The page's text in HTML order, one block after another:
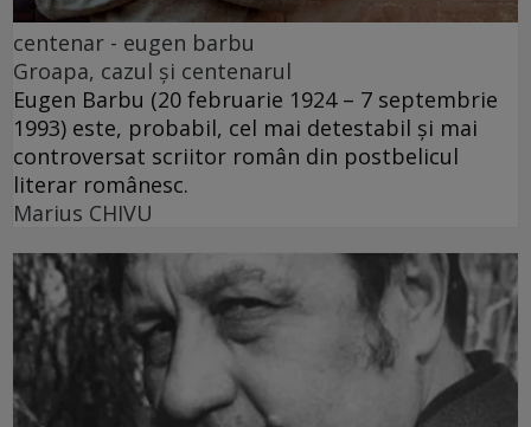
centenar - eugen barbu
Groapa, cazul și centenarul
Eugen Barbu (20 februarie 1924 – 7 septembrie
1993) este, probabil, cel mai detestabil și mai
controversat scriitor român din postbelicul
literar românesc.
Marius CHIVU